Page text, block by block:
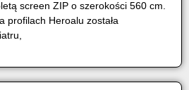
screen ZIP o szerokości 560 cm.
profilach Heroalu została